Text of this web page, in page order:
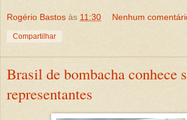
Rogério Bastos às 11:30 Nenhum
Compartilhar
Brasil de bombacha conhece
representantes